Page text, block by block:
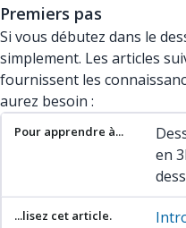
Premiers pas
Si vous débutez dans le
simplement. Les articles
fournissent les
aurez besoin :
Pour apprendre à...
en